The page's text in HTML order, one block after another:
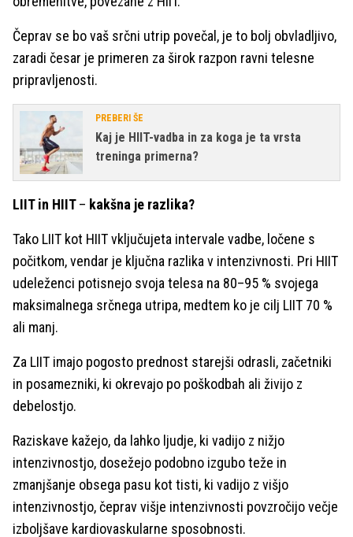
Čeprav se bo vaš srčni utrip povečal, je to bolj obvladljivo,
zaradi česar je primeren za širok razpon ravni telesne
pripravljenosti.
PREBERI ŠE
Kaj je HIIT-vadba in za koga je ta vrsta
treninga primerna?
LIIT in HIIT– kakšna je razlika?
Tako LIIT kot HIIT vključujeta intervale vadbe, ločene s
počitkom, vendar je ključna razlika v intenzivnosti. Pri HIIT
udeleženci potisnejo svoja telesa na 80–95 % svojega
maksimalnega srčnega utripa, medtem ko je cilj LIIT 70 %
ali manj.
Za LIIT imajo pogosto prednost starejši odrasli, začetniki
in posamezniki, ki okrevajo po poškodbah ali živijo z
debelostjo.
Raziskave kažejo, da lahko ljudje, ki vadijo z nižjo
intenzivnostjo, dosežejo podobno izgubo teže in
zmanjšanje obsega pasu kot tisti, ki vadijo z višjo
intenzivnostjo, čeprav višje intenzivnosti povzročijo večje
izboljšave kardiovaskularne sposobnosti.